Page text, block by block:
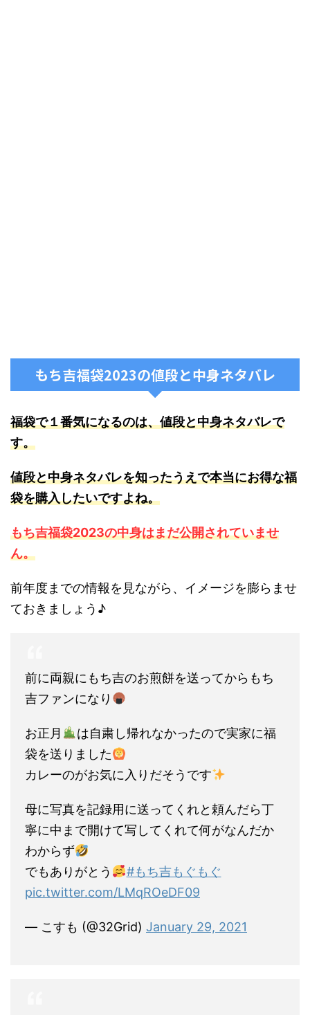
もち吉福袋2023の値段と中身ネタバレ
福袋で１番気になるのは、値段と中身ネタバレで
す。
値段と中身ネタバレを知ったうえで本当にお得な福
袋を購入したいですよね。
もち吉福袋2023の中身はまだ公開されていませ
ん。
前年度までの情報を見ながら、イメージを膨らませ
ておきましょう♪
前に両親にもち吉のお煎餅を送ってからもち
吉ファンになり
お正月
は自粛し帰れなかったので実家に福
袋を送りました
カレーのがお気に入りだそうです
母に写真を記録用に送ってくれと頼んだら丁
寧に中まで開けて写してくれて何がなんだか
わからず
でもありがとう
#もち吉もぐもぐ
pic.twitter.com/LMqROeDF09
— こすも (@32Grid) January 29, 2021